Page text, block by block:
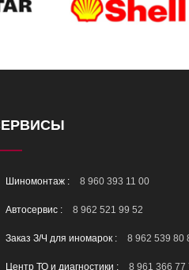
Шиномонтаж : 8 960 393 11 00
Автосервис : 8 962 521 99 52
Заказ З/Ч для иномарок : 8 962 539 80
Центр ТО и диагностики : 8 961 366 77